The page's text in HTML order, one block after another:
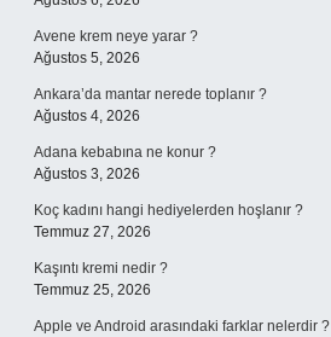
Avene krem neye yarar ?
Ağustos 5, 2026
Ankara’da mantar nerede toplanır ?
Ağustos 4, 2026
Adana kebabına ne konur ?
Ağustos 3, 2026
Koç kadını hangi hediyelerden hoşlanır ?
Temmuz 27, 2026
Kaşıntı kremi nedir ?
Temmuz 25, 2026
Apple ve Android arasındaki farklar nelerdir ?